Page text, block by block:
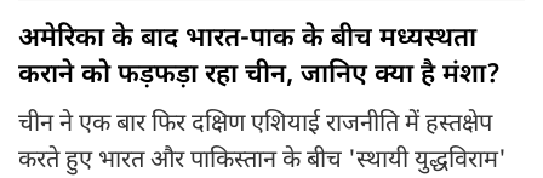
अमेरिका के बाद भारत-पाक के बीच मध्यस्थता
कराने को फड़फड़ा रहा चीन, जानिए क्या है मंशा?
चीन ने एक बार फिर दक्षिण एशियाई राजनीति में हस्तक्षेप
करते हुए भारत और पाकिस्तान के बीच 'स्थायी युद्धविराम'